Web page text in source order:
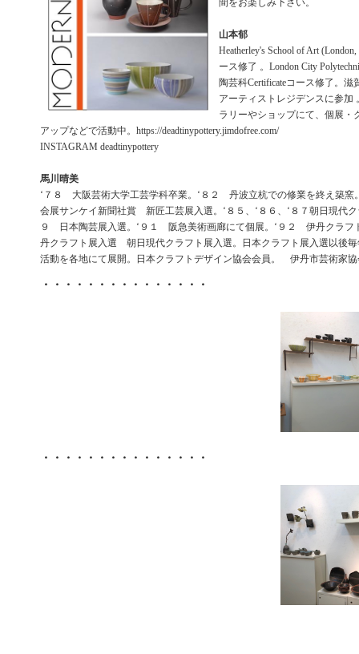
間をお楽しみ下さい。
山本郁
Heatherley's School of Art
ース修了 。London City
陶芸科Certificateコース修了。
アーティストレジデンスに参加
ラリーやショップにて、個展・
アップなどで活動中。https://deadtinypottery.jimdofree.com/
INSTAGRAM deadtinypottery
馬川晴美
‘７８ 大阪芸術大学工芸学科卒業。‘８２ 丹波立杭での修業を終え築
会展サンケイ新聞社賞 新匠工芸展入選。‘８５、‘８６、‘８７朝日現代
９ 日本陶芸展入選。‘９１ 阪急美術画廊にて個展。‘９２ 伊丹クラフ
丹クラフト展入選 朝日現代クラフト展入選。日本クラフト展入選以後
活動を各地にて展開。日本クラフトデザイン協会会員。 伊丹市芸術家
・・・・・・・・・・・・・・・
・・・・・・・・・・・・・・・